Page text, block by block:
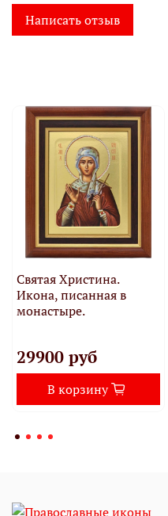
Написать отзыв
Святая Христина.
Икона, писанная в
монастыре.
29900 руб
В корзину